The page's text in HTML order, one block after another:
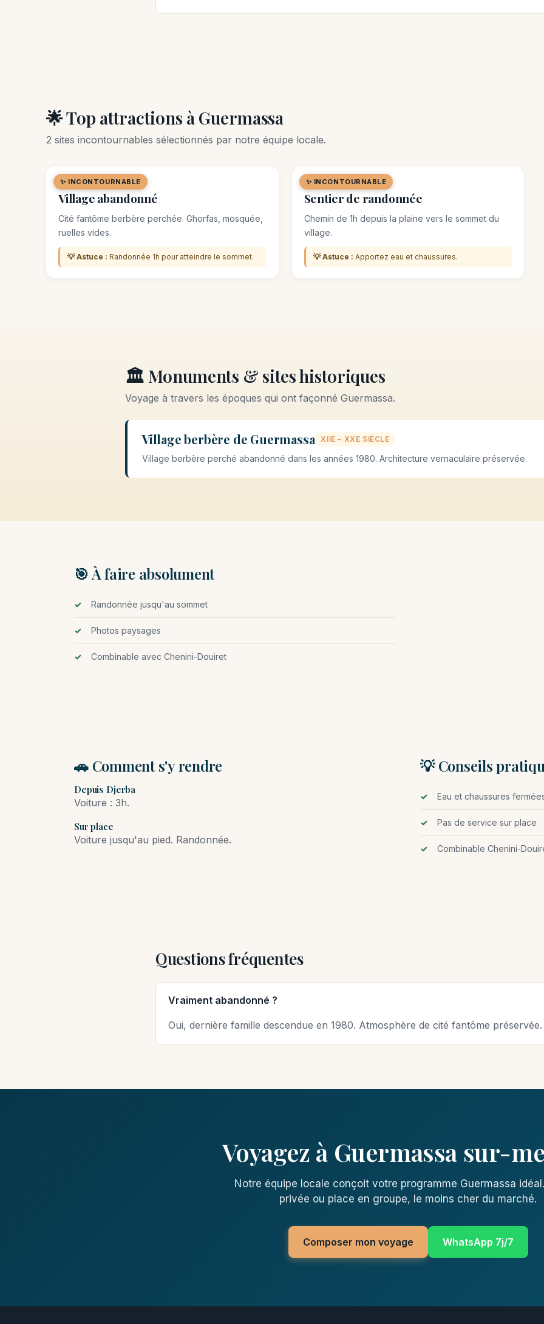
🌟 Top attractions à Guermassa
2 sites incontournables sélectionnés par notre équipe locale.
✨ INCONTOURNABLE
🌿 SITE NATUREL
Village abandonné
Cité fantôme berbère perchée. Ghorfas, mosquée,
ruelles vides.
💡 Astuce : Randonnée 1h pour atteindre le sommet.
✨ INCONTOURNABLE
🌿 SITE NATUREL
Sentier de randonnée
Chemin de 1h depuis la plaine vers le sommet du
village.
💡 Astuce : Apportez eau et chaussures.
🏛️ Monuments & sites historiques
Voyage à travers les époques qui ont façonné Guermassa.
Village berbère de Guermassa XIIE – XXE SIÈCLE
Village berbère perché abandonné dans les années 1980. Architecture vernaculaire préservée.
🎯 À faire absolument
Randonnée jusqu'au sommet
Photos paysages
Combinable avec Chenini-Douiret
🚗 Comment s'y rendre
Depuis Djerba
Voiture : 3h.
Sur place
Voiture jusqu'au pied. Randonnée.
💡 Conseils
Eau et chaussures
Pas de service sur place
Combinable Chenini-
Questions fréquentes
Vraiment abandonné ?
Oui, dernière famille descendue en 1980. Atmosphère de cité fantôme préservée.
Voyagez à Guermassa sur-
Notre équipe locale conçoit votre programme Guermassa
privée ou place en groupe, le moins cher du marché.
Composer mon voyage WhatsApp 7j/7